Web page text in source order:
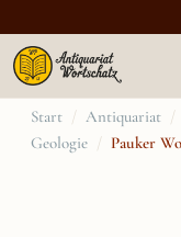
Zum
Inhalt
Start / Antiquariat /
Geologie / Pauker